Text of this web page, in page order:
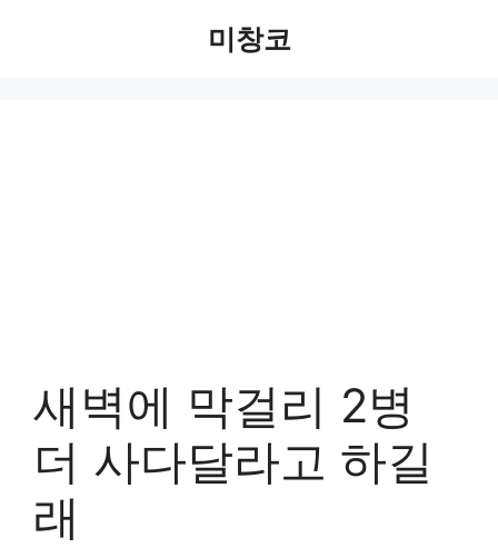
미창코
새벽에 막걸리 2병
더 사다달라고 하길
래